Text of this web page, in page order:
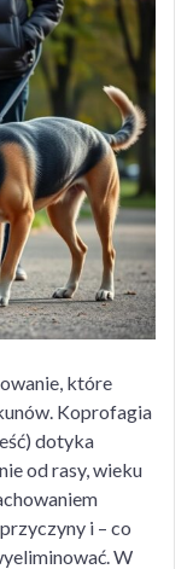
u
psa
–
dlaczego
pies
zjada
odchody
i
jak
skutecznie
temu
zapobiec?
które
Koprofagia
dotyka
od rasy, wieku
i – co
W